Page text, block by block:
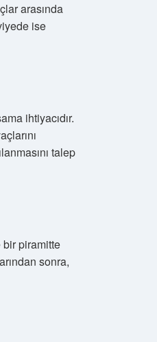
arasında
ise
ihtiyacıdır.
talep
bir piramitte
sonra,